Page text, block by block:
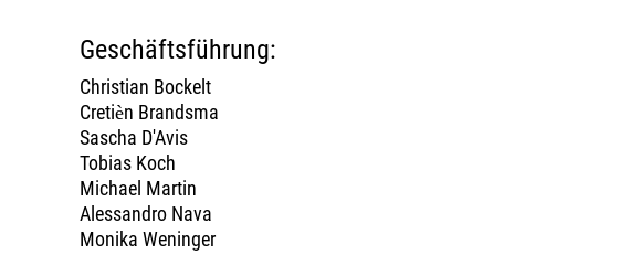
Geschäftsführung:
Christian Bockelt
Cretièn Brandsma
Sascha D'Avis
Tobias Koch
Michael Martin
Alessandro Nava
Monika Weninger